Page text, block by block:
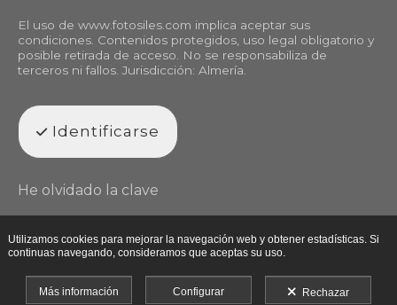
El uso de www.fotosiles.com implica aceptar sus
condiciones. Contenidos protegidos, uso legal obligatorio y
posible retirada de acceso. No se responsabiliza de
terceros ni fallos. Jurisdicción: Almería.
Identificarse
He olvidado la clave
Utilizamos cookies para mejorar la navegación web y obtener estadísticas. Si
continuas navegando, consideramos que aceptas su uso.
Más información Configurar Rechazar